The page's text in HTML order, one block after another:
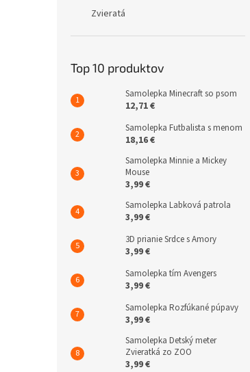
Zvieratá
Top 10 produktov
Samolepka Minecraft so psom
12,71 €
Samolepka Futbalista s menom
18,16 €
Samolepka Minnie a Mickey
Mouse
3,99 €
Samolepka Labková patrola
3,99 €
3D prianie Srdce s Amory
3,99 €
Samolepka tím Avengers
3,99 €
Samolepka Rozfúkané púpavy
3,99 €
Samolepka Detský meter
Zvieratká zo ZOO
3,99 €